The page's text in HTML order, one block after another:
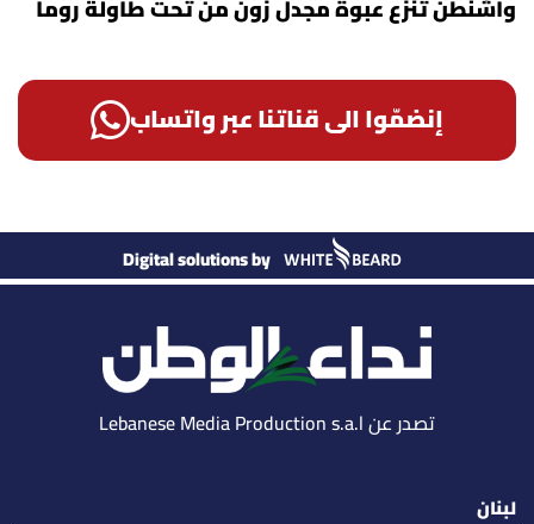
واشنطن تنزع عبوة مجدل زون من تحت طاولة روما
إنضمّوا الى قناتنا عبر واتساب
Digital solutions by
تصدر عن Lebanese Media Production s.a.l
لبنان